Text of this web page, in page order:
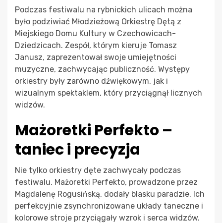
Podczas festiwalu na rybnickich ulicach można
było podziwiać Młodzieżową Orkiestrę Dętą z
Miejskiego Domu Kultury w Czechowicach-
Dziedzicach. Zespół, którym kieruje Tomasz
Janusz, zaprezentował swoje umiejętności
muzyczne, zachwycając publiczność. Występy
orkiestry były zarówno dźwiękowym, jak i
wizualnym spektaklem, który przyciągnął licznych
widzów.
Mażoretki Perfekto –
taniec i precyzja
Nie tylko orkiestry dęte zachwycały podczas
festiwalu. Mażoretki Perfekto, prowadzone przez
Magdalenę Rogusińską, dodały blasku paradzie. Ich
perfekcyjnie zsynchronizowane układy taneczne i
kolorowe stroje przyciągały wzrok i serca widzów.